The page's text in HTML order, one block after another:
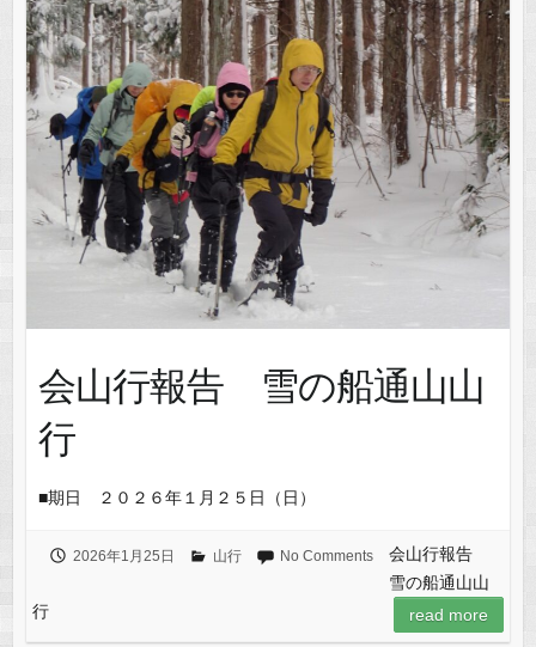
会山行報告 雪の船通山山
行
■期日 ２０２６年１月２５日（日）
2026年1月25日 山行 No Comments
会山行報告
雪の船通山山
行
read more